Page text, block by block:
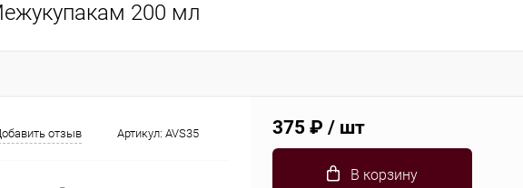
200 мл
отзыв Артикул: AVS35 375 ₽ / шт
В корзину